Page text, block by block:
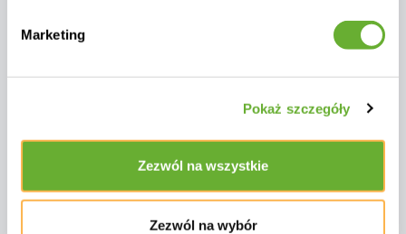
Marketing
Pokaż szczegóły
Zezwól na wszystkie
Zezwól na wybór
DODAJ DO KOSZYKA